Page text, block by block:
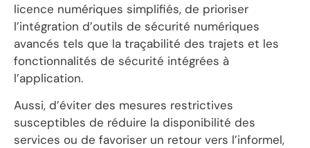
licence numériques simplifiés, de prioriser
l’intégration d’outils de sécurité numériques
avancés tels que la traçabilité des trajets et les
fonctionnalités de sécurité intégrées à
l’application.
Aussi, d’éviter des mesures restrictives
susceptibles de réduire la disponibilité des
services ou de favoriser un retour vers l’informel,